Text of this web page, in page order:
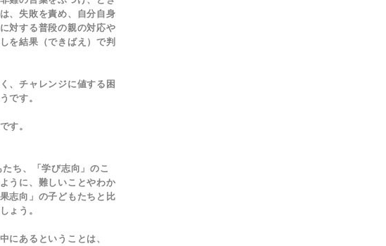
、失敗を責め、自分自身
対する普段の親の対応や
を結果（できばえ）で判
、チャレンジに値する困
うです。
す。
ち、「学び志向」のこ
うに、難しいことやわか
志向」の子どもたちと比
ょう。
にあるということは、